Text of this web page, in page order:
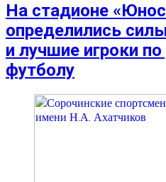
На стадионе
определились
и лучшие игроки
футболу